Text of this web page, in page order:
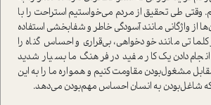
وقتی طی تحقیق از مردم می‌خواستیم استراحت را با
از واژگانی مانند آسودگی خاطر و شفابخشی استفاده
کلماتی مانند خودخواهی، بی‌قراری و احساس گناه را
انجام‌دادن یک کار مفید در فرهنگ ما بسیار شدید
مشغول‌بودن مقاومت کنیم و همواره ما را به این
شاغل‌بودن به انسان احساس مهم‌بودن می‌دهد.